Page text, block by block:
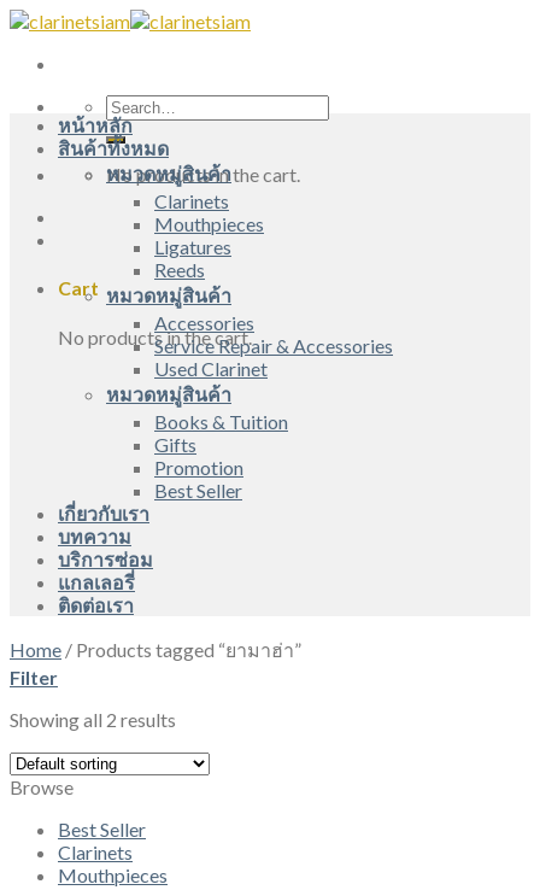
Skip
content
Search
for:
No products in the cart.
Cart
No products in the cart.
หน้าหลัก
สินค้าทั้งหมด
หมวดหมู่สินค้า
Clarinets
Mouthpieces
Ligatures
Reeds
หมวดหมู่สินค้า
Accessories
Service Repair & Accessories
Used Clarinet
หมวดหมู่สินค้า
Books & Tuition
Gifts
Promotion
Best Seller
เกี่ยวกับเรา
บทความ
บริการซ่อม
แกลเลอรี่
ติดต่อเรา
Home / Products tagged “ยามาฮ่า”
Filter
Showing all 2 results
Browse
Best Seller
Clarinets
Mouthpieces